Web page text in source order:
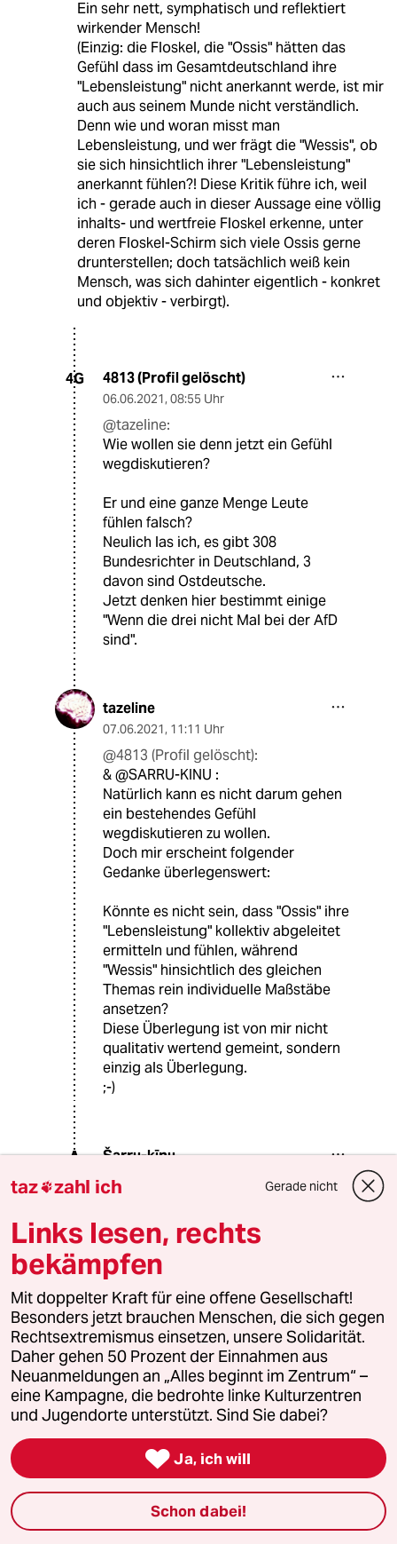
Ein sehr nett, symphatisch und reflektiert
wirkender Mensch!
(Einzig: die Floskel, die "Ossis" hätten das
Gefühl dass im Gesamtdeutschland ihre
"Lebensleistung" nicht anerkannt werde, ist mir
auch aus seinem Munde nicht verständlich.
Denn wie und woran misst man
Lebensleistung, und wer frägt die "Wessis", ob
sie sich hinsichtlich ihrer "Lebensleistung"
anerkannt fühlen?! Diese Kritik führe ich, weil
ich - gerade auch in dieser Aussage eine völlig
inhalts- und wertfreie Floskel erkenne, unter
deren Floskel-Schirm sich viele Ossis gerne
drunterstellen; doch tatsächlich weiß kein
Mensch, was sich dahinter eigentlich - konkret
und objektiv - verbirgt).
4G 4813 (Profil gelöscht)
06.06.2021, 08:55 Uhr
@tazeline:
Wie wollen sie denn jetzt ein Gefühl
wegdiskutieren?
Er und eine ganze Menge Leute
fühlen falsch?
Neulich las ich, es gibt 308
Bundesrichter in Deutschland, 3
davon sind Ostdeutsche.
Jetzt denken hier bestimmt einige
"Wenn die drei nicht Mal bei der AfD
sind".
tazeline
07.06.2021, 11:11 Uhr
@4813 (Profil gelöscht):
& @SARRU-KINU :
Natürlich kann es nicht darum gehen
ein bestehendes Gefühl
wegdiskutieren zu wollen.
Doch mir erscheint folgender
Gedanke überlegenswert:
Könnte es nicht sein, dass "Ossis" ihre
"Lebensleistung" kollektiv abgeleitet
ermitteln und fühlen, während
"Wessis" hinsichtlich des gleichen
Themas rein individuelle Maßstäbe
ansetzen?
Diese Überlegung ist von mir nicht
qualitativ wertend gemeint, sondern
einzig als Überlegung.
;-)
A Šarru-kīnu
06.06.2021
Doch das wissen wir Menschen in
Ostdeutschland schon ziemlich
genau was sich hinter der
Formulierung verbirgt. Vielleicht
fragen Sie ja mal einen von uns zur
Abwechslung. Ihr Einwurf liest sich
für mich wie klassischer
Whataboutism.
Nobodys Hero
18:01 Uhr
Interessanter Mann, tolles Interview. Merci!
taz zahl ich Gerade nicht
Links lesen, rechts
bekämpfen
Mit doppelter Kraft für eine offene Gesellschaft!
Besonders jetzt brauchen Menschen, die sich gegen
Rechtsextremismus einsetzen, unsere Solidarität.
Daher gehen 50 Prozent der Einnahmen aus
Neuanmeldungen an „Alles beginnt im Zentrum“ –
eine Kampagne, die bedrohte linke Kulturzentren
und Jugendorte unterstützt. Sind Sie dabei?
 Ja, ich will
Schon dabei!